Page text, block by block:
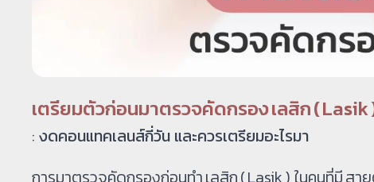
เตรียมตัวก่อนมาตรวจคัดกรอง เลสิก (
: งดคอนแทคเลนส์กี่วัน และควรเตรียมอะไรมา
การมาตรวจคัดกรองก่อนทำ เลสิก ( Lasik ) ในคนที่มี ส